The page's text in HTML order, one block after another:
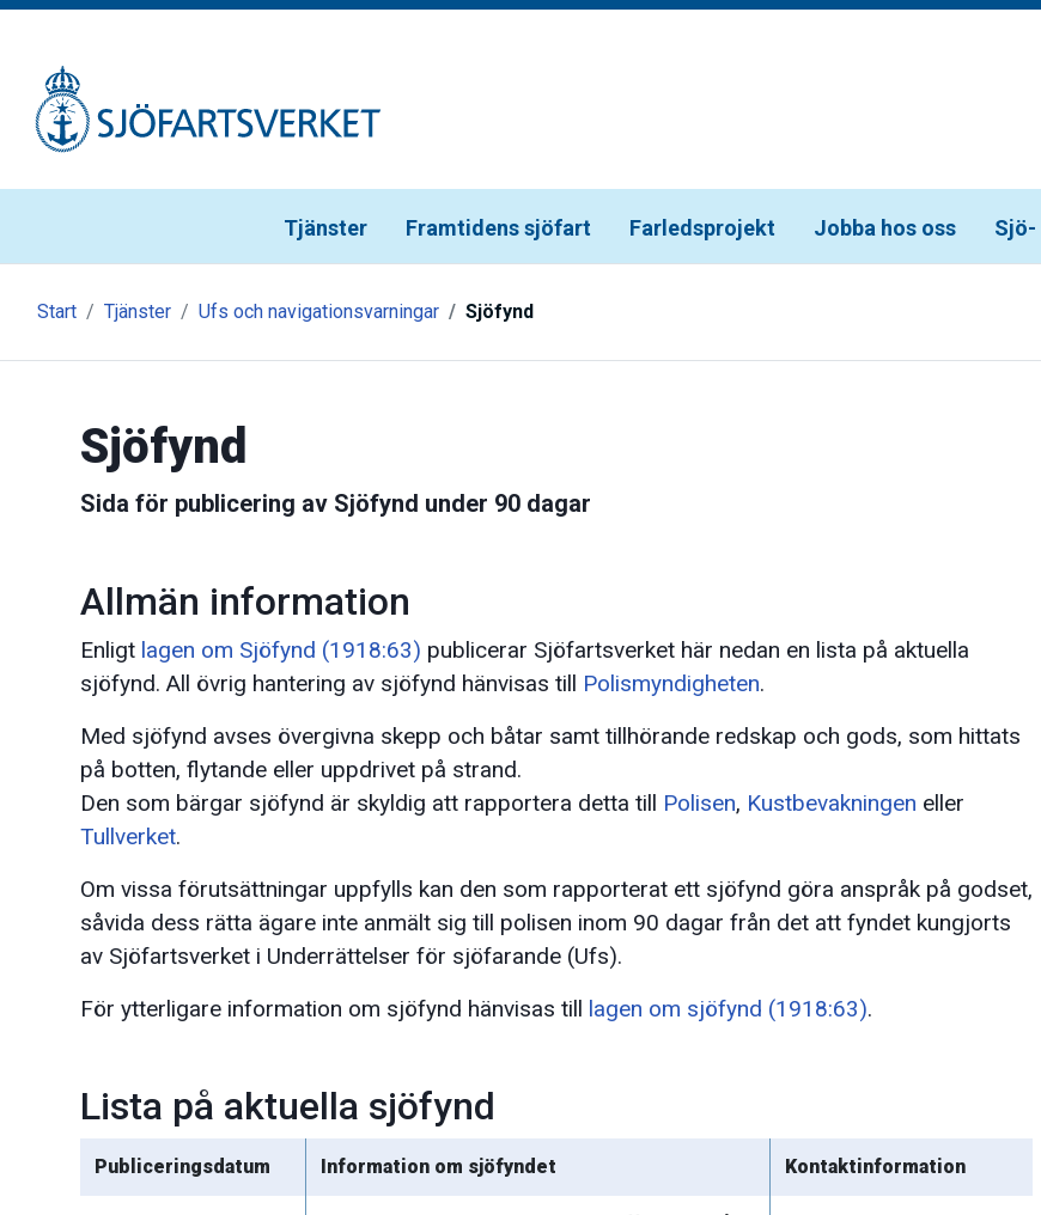
Tjänster Framtidens sjöfart Farledsprojekt Jobba hos oss Sjö-
Start Tjänster Ufs och navigationsvarningar Sjöfynd
Sjöfynd
Sida för publicering av Sjöfynd under 90 dagar
Allmän information
Enligt lagen om Sjöfynd (1918:63) publicerar Sjöfartsverket här nedan en lista på aktuella
sjöfynd. All övrig hantering av sjöfynd hänvisas till Polismyndigheten.
Med sjöfynd avses övergivna skepp och båtar samt tillhörande redskap och gods, som hittats
på botten, flytande eller uppdrivet på strand.
Den som bärgar sjöfynd är skyldig att rapportera detta till Polisen, Kustbevakningen eller
Tullverket.
Om vissa förutsättningar uppfylls kan den som rapporterat ett sjöfynd göra anspråk på godset,
såvida dess rätta ägare inte anmält sig till polisen inom 90 dagar från det att fyndet kungjorts
av Sjöfartsverket i Underrättelser för sjöfarande (Ufs).
För ytterligare information om sjöfynd hänvisas till lagen om sjöfynd (1918:63).
Lista på aktuella sjöfynd
Publiceringsdatum Information om sjöfyndet Kontaktinformation